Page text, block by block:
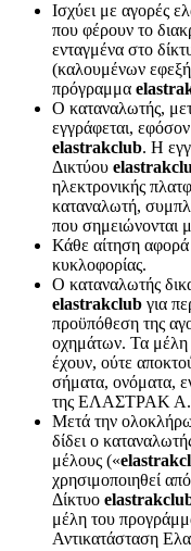
Ισχύει με αγορές
που φέρουν το
ενταγμένα στο
(καλουμένων
πρόγραμμα
Ο καταναλωτής,
εγγράφεται,
elastrakclub. Η
Δικτύου
ηλεκτρονικής
καταναλωτή,
που σημειώνονται
Κάθε αίτηση
κυκλοφορίας.
Ο καταναλωτής
elastrakclub για
προϋπόθεση της
οχημάτων. Τα μέλη
έχουν, ούτε
σήματα, ονόματα,
της ΕΛΑΣΤΡΑΚ
Μετά την
δίδει ο
μέλους («
χρησιμοποιηθεί
Δίκτυο
μέλη του
Αντικατάσταση